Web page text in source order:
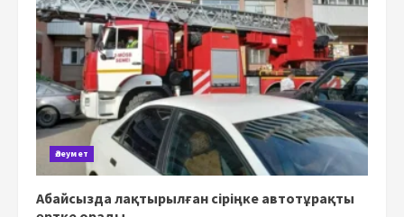
Әлеумет
Абайсызда лақтырылған сіріңке автотұрақты